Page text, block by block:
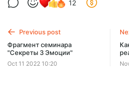
соционике + ПЙ
57 мин.)
Level
UNLOCK
12
Previous post
Фрагмент семинара
"Секреты 3 Эмоции"
Oct 11 2022 10:20